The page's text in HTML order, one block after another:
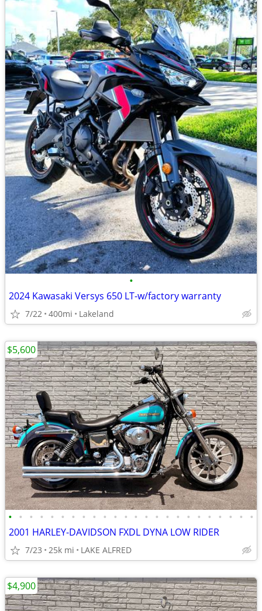
•
2024 Kawasaki Versys 650 LT-w/factory warranty
7/22 400mi Lakeland
• • • • • • • • • • • • • • • • • • • • • • • •
2001 HARLEY-DAVIDSON FXDL DYNA LOW RIDER
7/23 25k mi LAKE ALFRED
$5,600
$4,900